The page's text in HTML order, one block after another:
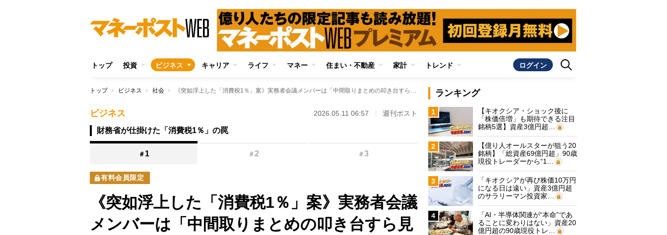
トップ 投資 ビジネス キャリア ライフ マネー 住まい・不動産 家計 トレンド ログイン
トップ ビジネス 社会 《突如浮上した「消費税1％」案》実務者会議メンバーは「中間取りまとめの叩き台すら見たことがない」 議論迷走の先にあるのは「消費減税は必要ない」という財務省のプロパガンダか
ビジネス 2026.05.11 06:57 週刊ポスト
財務省が仕掛けた「消費税1％」の罠
＃ 1 ＃2 ＃3
有料会員限定
《突如浮上した「消費税1％」案》実務者会議
メンバーは「中間取りまとめの叩き台すら見
ランキング
1
【キオクシア・ショック後に
「株価倍増」も期待できる注目
銘柄5選】資産3億円超…
2
【億り人オールスターが狙う20
銘柄】「総資産69億円超」90歳
現役トレーダーから“1…
3
「キオクシアが再び株価10万円
になる日は遠い」資産3億円超
のサラリーマン投資家…
4
「AI・半導体関連が“本命”であ
ることに変わりはない」資産20
億円超の90歳現役トレ…